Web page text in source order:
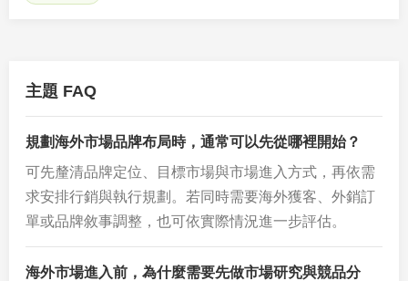
主題 FAQ
規劃海外市場品牌布局時，通常可以先從哪裡開始？
可先釐清品牌定位、目標市場與市場進入方式，再依需
求安排行銷與執行規劃。若同時需要海外獲客、外銷訂
單或品牌敘事調整，也可依實際情況進一步評估。
海外市場進入前，為什麼需要先做市場研究與競品分